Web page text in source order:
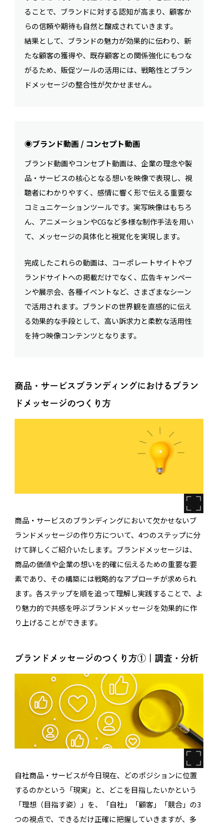
ることで、ブランドに対する認知が高まり、顧客か
らの信頼や期待も自然と醸成されていきます。
結果として、ブランドの魅力が効果的に伝わり、新
たな顧客の獲得や、既存顧客との関係強化にもつな
がるため、販促ツールの活用には、戦略性とブラン
ドメッセージの整合性が欠かせません。
◉ブランド動画 / コンセプト動画
ブランド動画やコンセプト動画は、企業の理念や製
品・サービスの核心となる想いを映像で表現し、視
聴者にわかりやすく、感情に響く形で伝える重要な
コミュニケーションツールです。実写映像はもちろ
ん、アニメーションやCGなど多様な制作手法を用い
て、メッセージの具体化と視覚化を実現します。
完成したこれらの動画は、コーポレートサイトやブ
ランドサイトへの掲載だけでなく、広告キャンペー
ンや展示会、各種イベントなど、さまざまなシーン
で活用されます。ブランドの世界観を直感的に伝え
る効果的な手段として、高い訴求力と柔軟な活用性
を持つ映像コンテンツとなります。
商品・サービスブランディングにおけるブラン
ドメッセージのつくり方
商品・サービスのブランディングにおいて欠かせないブ
ランドメッセージの作り方について、4つのステップに分
けて詳しくご紹介いたします。ブランドメッセージは、
商品の価値や企業の想いを的確に伝えるための重要な要
素であり、その構築には戦略的なアプローチが求められ
ます。各ステップを順を追って理解し実践することで、よ
り魅力的で共感を呼ぶブランドメッセージを効果的に作
り上げることができます。
ブランドメッセージのつくり方①｜調査・分析
自社商品・サービスが今日現在、どのポジションに位置
するのかという「現実」と、どこを目指したいかという
「理想（目指す姿）」を、「自社」「顧客」「競合」の3
つの視点で、できるだけ正確に把握していきますが、多